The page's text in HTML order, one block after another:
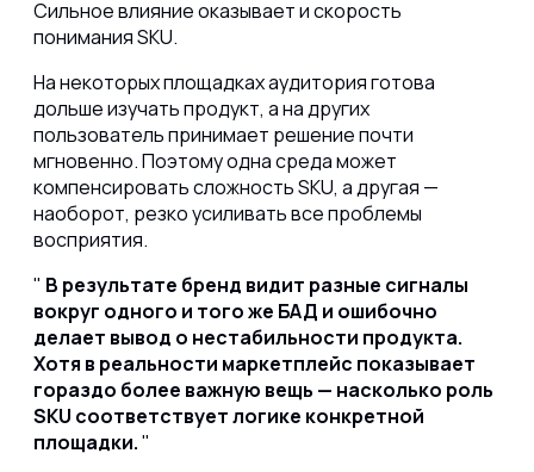
Сильное влияние оказывает и скорость
понимания SKU.
На некоторых площадках аудитория готова
дольше изучать продукт, а на других
пользователь принимает решение почти
мгновенно. Поэтому одна среда может
компенсировать сложность SKU, а другая —
наоборот, резко усиливать все проблемы
восприятия.
В результате бренд видит разные сигналы
вокруг одного и того же БАД и ошибочно
делает вывод о нестабильности продукта.
Хотя в реальности маркетплейс показывает
гораздо более важную вещь — насколько роль
SKU соответствует логике конкретной
площадки.